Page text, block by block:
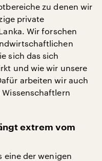
zu denen wir
private
Wir forschen
sich das sich
und wie wir unsere
arbeiten wir auch
extrem vom
eine der wenigen